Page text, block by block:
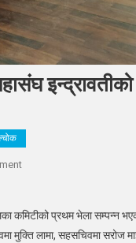
On
जनजाति
महासंघ
कमिटीको प्रथम भेला सम्पन्न
मुक्ति लामा, सहसचिवमा सरोज